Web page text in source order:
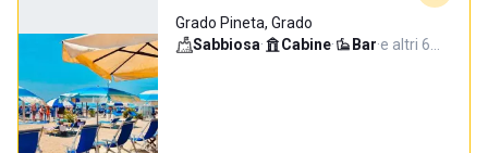
Grado Pineta, Grado
Sabbiosa· Cabine· Bar·e altri 6…